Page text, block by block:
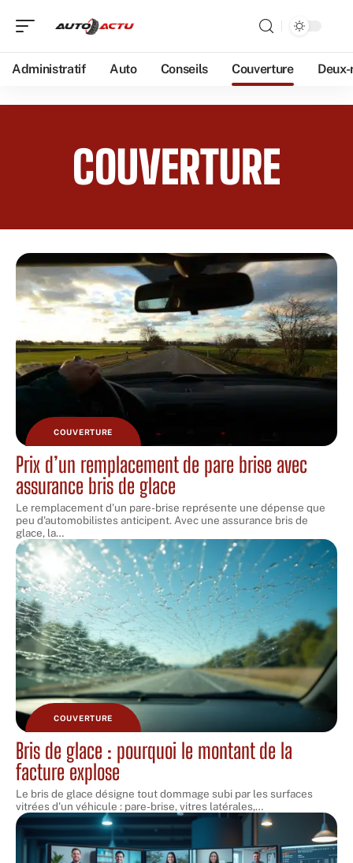
Administratif Auto Conseils Couverture
COUVERTURE
COUVERTURE
Prix d’un remplacement de pare brise avec
assurance bris de glace
Le remplacement d'un pare-brise représente une dépense que
peu d'automobilistes anticipent. Avec une assurance bris de
glace, la…
COUVERTURE
Bris de glace : pourquoi le montant de la
facture explose
Le bris de glace désigne tout dommage subi par les surfaces
vitrées d'un véhicule : pare-brise, vitres latérales,…